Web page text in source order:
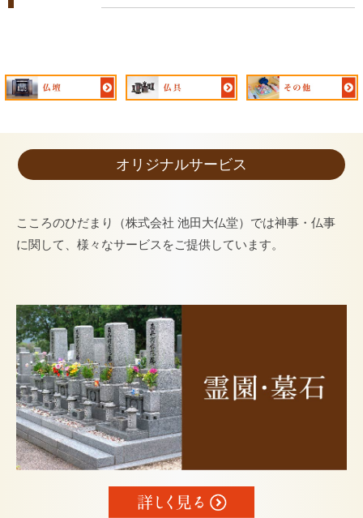
オリジナルサービス
こころのひだまり（株式会社 池田大仏堂）では神事・仏事
に関して、様々なサービスをご提供しています。